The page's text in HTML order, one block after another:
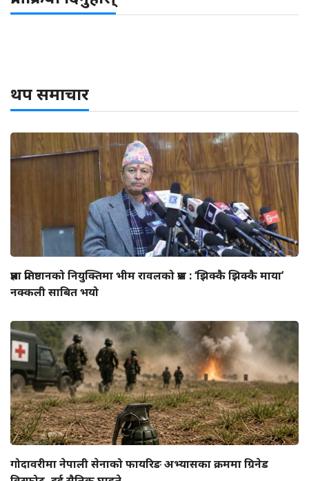
थप समाचार
प्रज्ञा प्रतिष्ठानको नियुक्तिमा भीम रावलको प्रश्न : ‘झिक्कै झिक्कै माया’
नक्कली साबित भयो
गोदावरीमा नेपाली सेनाको फायरिङ अभ्यासका क्रममा ग्रिनेड